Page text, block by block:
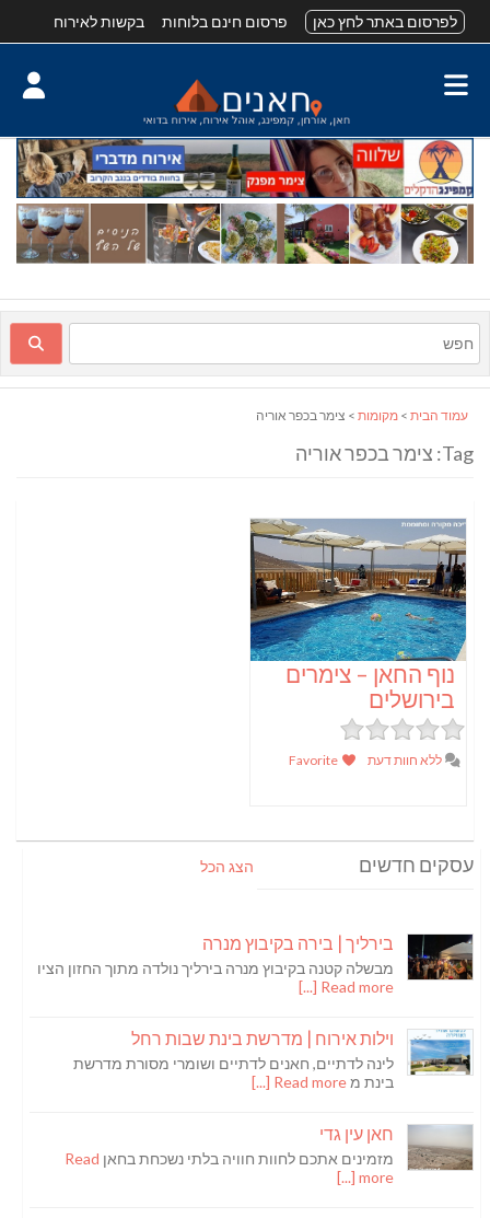
לפרסום באתר לחץ כאן פרסום חינם בלוחות בקשות לאירוח
עמוד הבית > מקומות > צימר בכפר אוריה
Tag: צימר בכפר אוריה
נוף החאן – צימרים
בירושלים
ללא חוות דעת
עסקים חדשים הצג הכל
בירליך | בירה בקיבוץ מנרה
מבשלה קטנה בקיבוץ מנרה בירליך נולדה מתוך החזון הציו
Read more [...]
וילות אירוח | מדרשת בינת שבות רחל
לינה לדתיים, חאנים לדתיים ושומרי מסורת מדרשת
בינת מRead more [...]
חאן עין גדי
מזמינים אתכם לחוות חוויה בלתי נשכחת בחאן Read
more [...]